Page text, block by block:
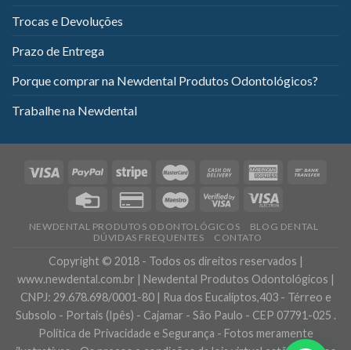
Trocas e Devoluções
Prazo de Entrega
Porque comprar na Newdental Produtos Odontológicos?
Trabalhe na Newdental
NEWDENTAL PRODUTOS ODONTOLÓGICOS
BLOG DENTAL
DÚVIDAS FREQUENTES
CONTATO
Copyright © 2018 - Todos os direitos reservados |
www.newdental.com.br | Newdental Produtos Odontológicos |
CNPJ: 29.678.698/0001-80 | Rua dos Eucaliptos,403 - Térreo e
Subsolo - Portais (Ipês) - Cajamar - São Paulo - CEP 07791-025 .
Política de Privacidade e Segurança - Fotos meramente